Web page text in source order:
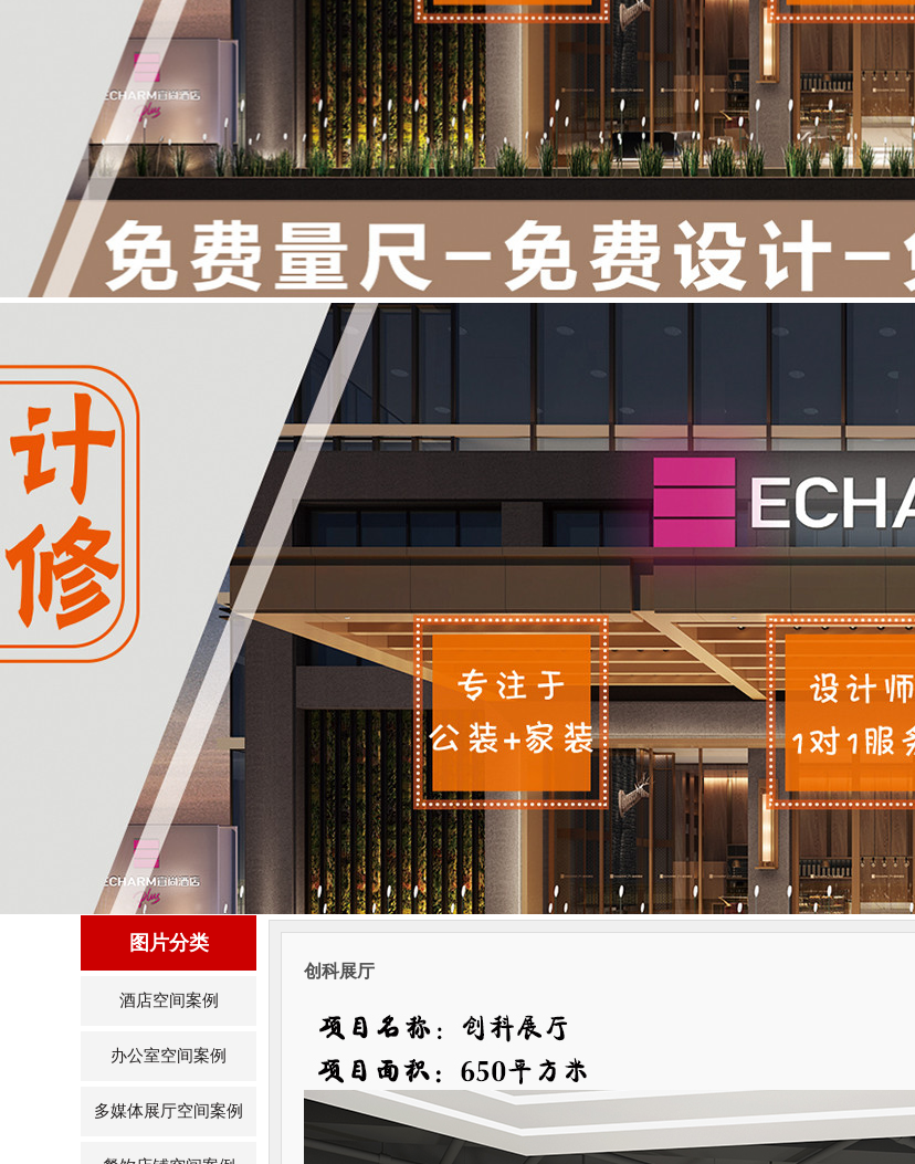
创科展厅
图片分类
酒店空间案例
办公室空间案例
多媒体展厅空间案例